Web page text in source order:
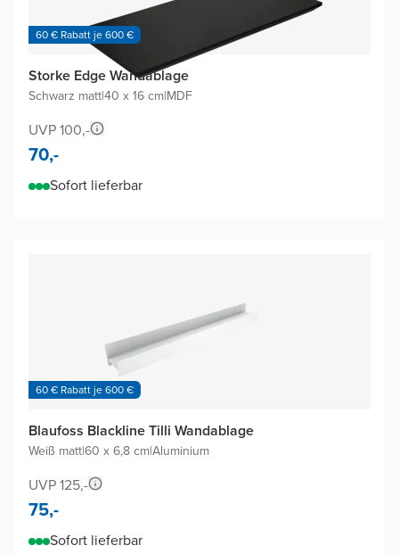
60 € Rabatt je 600 €
Storke Edge Wandablage
Schwarz matt|40 x 16 cm|MDF
UVP 100,-
70,-
Sofort lieferbar
60 € Rabatt je 600 €
Blaufoss Blackline Tilli Wandablage
Weiß matt|60 x 6,8 cm|Aluminium
UVP 125,-
75,-
Sofort lieferbar